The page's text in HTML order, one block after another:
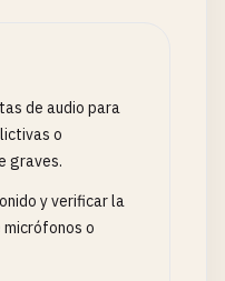
de audio para
o
graves.
y verificar la
o